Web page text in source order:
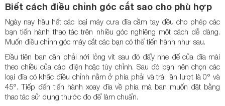
Biết cách điều chỉnh góc cắt sao cho phù hợp
Ngày nay hầu hết các loại máy cưa đĩa cầm tay đều cho phép các
bạn tiến hành thao tác trên nhiều góc nghiêng một cách dễ dàng.
Muốn điều chỉnh góc máy cắt các bạn có thể tiến hành như sau.
Đầu tiên bạn cần phải nới lỏng vít sau đó đẩy nhẹ đế của đĩa mài
theo chiều của cáp điện hoặc tùy chỉnh. Sau đó bạn nên chọn các
loại đĩa có khấc điều chỉnh nằm ở phía phải và trái lần lượt là 0° và
45°. Tiếp đến tiến hành xoay đĩa về phía mà bạn muốn đặt bằng
thao tác sử dụng thước đo để làm chuẩn.